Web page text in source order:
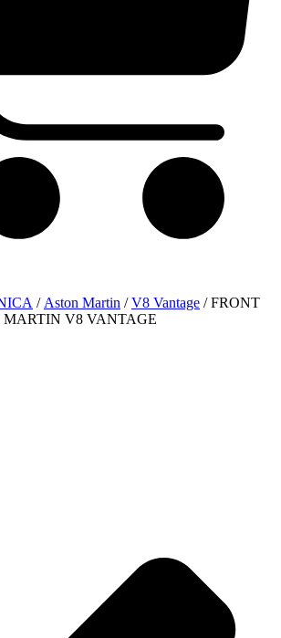
/ Aston Martin /V8 Vantage / FRONT
MARTIN V8 VANTAGE